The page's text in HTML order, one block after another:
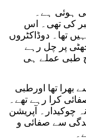
ہوئی ہے۔
خبر کی تھی۔ اس
تھا۔ دوڈاکٹروں
پر چل رہے
طبی عملے ہی
تھا اورطبی
کرا رہے تھے۔
چوکیدار۔ آپریشن
سے صفائی و